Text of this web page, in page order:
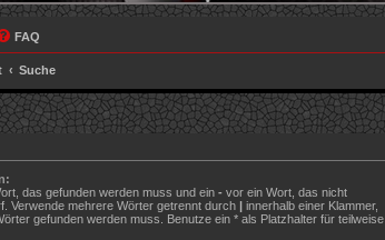
FAQ
Suche
das gefunden werden muss und ein - vor ein Wort, das nicht
Verwende mehrere Wörter getrennt durch | innerhalb einer Klammer,
gefunden werden muss. Benutze ein * als Platzhalter für teilweise